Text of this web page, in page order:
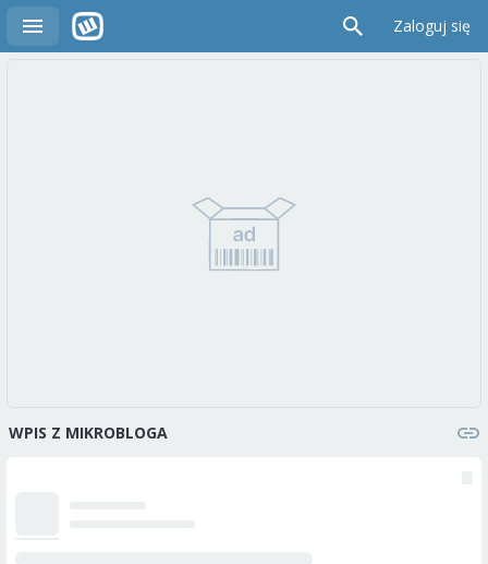
Zaloguj się
WPIS Z MIKROBLOGA